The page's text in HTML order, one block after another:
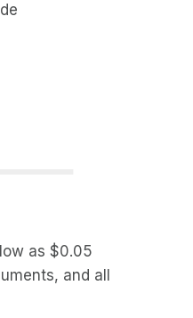
as $0.05
and all